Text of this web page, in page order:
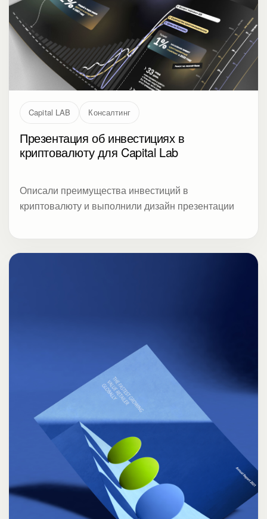
Capital LAB Консалтинг
Презентация об инвестициях в
криптовалюту для Capital Lab
Описали преимущества инвестиций в
криптовалюту и выполнили дизайн презентации